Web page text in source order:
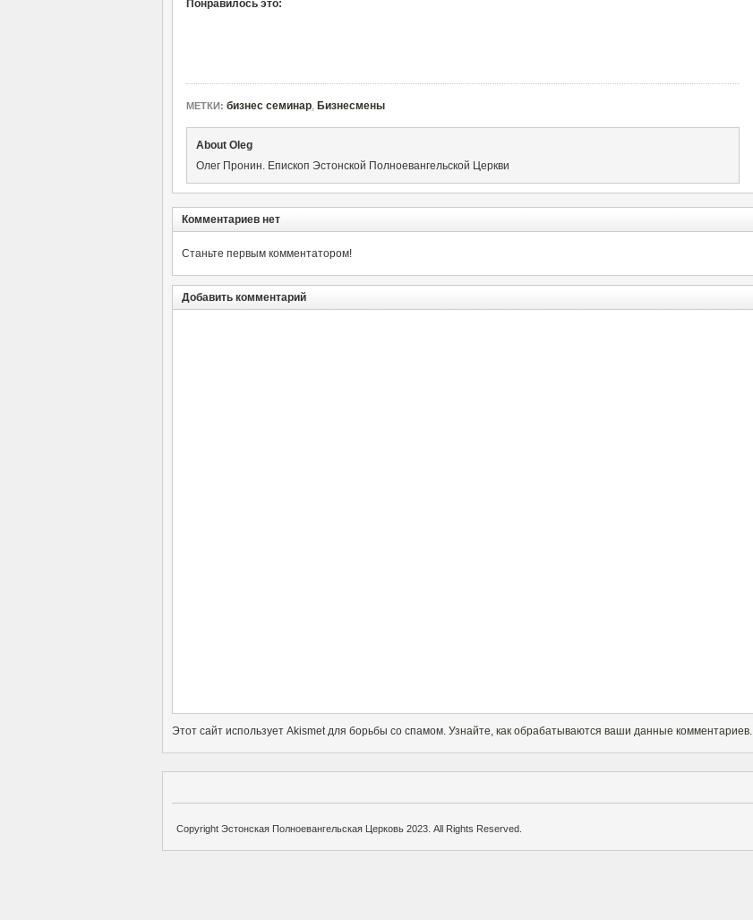
Понравилось это:
МЕТКИ: бизнес семинар, Бизнесмены
About Oleg
Олег Пронин. Епископ Эстонской Полноевангельской Церкви
Комментариев нет
Станьте первым комментатором!
Добавить комментарий
Этот сайт использует Akismet для борьбы со спамом. Узнайте, как обрабатываются ваши данные комментариев.
Copyright Эстонская Полноевангельская Церковь 2023. All Rights Reserved.